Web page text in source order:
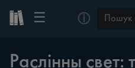
☰ ⓘ
Раслінны свет: